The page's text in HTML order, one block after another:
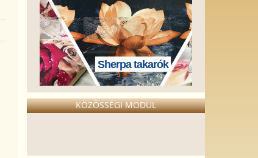
Sherpa takarók
KÖZÖSSÉGI MODUL